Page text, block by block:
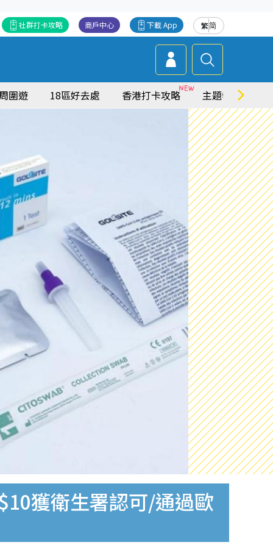
繁简
下載 App
商戶中心
社群打卡攻略
圍遊 18區好去處 香港打卡攻略 主題特集
獲衛生署認可/通過歐